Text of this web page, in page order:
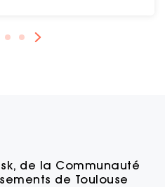
de la Communauté
de Toulouse